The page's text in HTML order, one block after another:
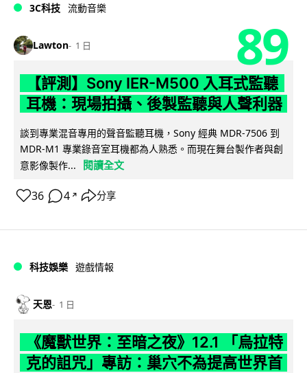
3C科技 流動音樂
Lawton 1 日 89
【評測】Sony IER-M500 入耳式監聽
耳機：現場拍攝、後製監聽與人聲利器
談到專業混音專用的聲音監聽耳機，Sony 經典 MDR-7506 到
MDR-M1 專業錄音室耳機都為人熟悉。而現在舞台製作者與創
意影像製作...
閱讀全文
36 4 ↗ 分享
科技娛樂 遊戲情報
天恩 1 日
《魔獸世界：至暗之夜》12.1 「烏拉特
克的詛咒」專訪：巢穴不為提高世界首